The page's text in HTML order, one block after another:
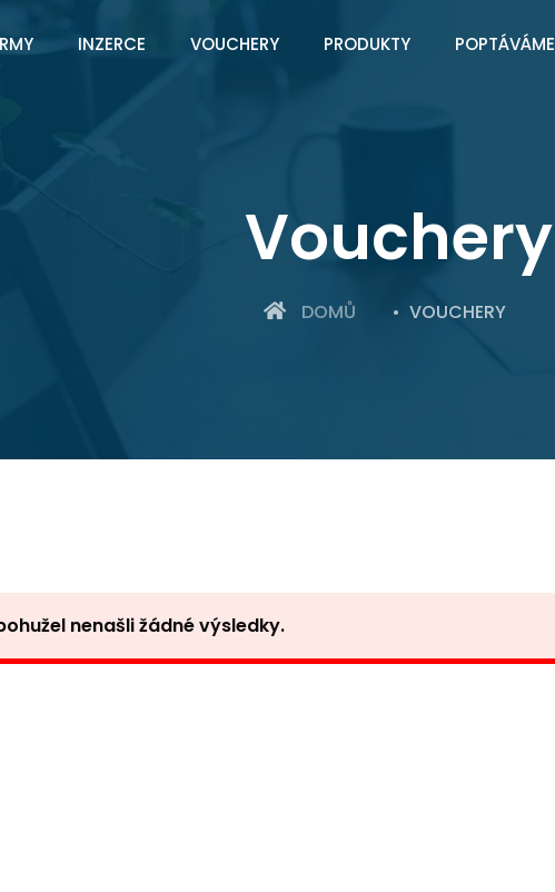
INZERCE VOUCHERY PRODUKTY POPTÁVÁME
Vouchery
DOMŮ VOUCHERY
nenašli žádné výsledky.